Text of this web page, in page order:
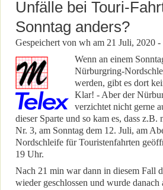
Unfälle bei Touri-
Sonntag anders?
Gespeichert von wh am 21 Juli, 2020 -
Wenn an einem
Nürburgring-
werden, gibt es dort
Klar! - Aber der
verzichtet nicht gerne
dieser Sparte und so kam es, dass
Nr. 3, am Sonntag dem 12. Juli, am
Nordschleife für Touristenfahrten
19 Uhr.
Nach 21 min war dann in diesem Fall
wieder geschlossen und wurde